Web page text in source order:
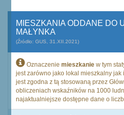
MIESZKANIA ODDANE DO
MAŁYNKA
(Źródło: GUS, 31.XII.2021)
Oznaczenie mieszkanie w tym
jest zarówno jako lokal mieszkalny
jest zgodna z tą stosowaną przez
obliczeniach wskaźników na 1000
najaktualniejsze dostępne dane o